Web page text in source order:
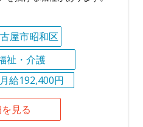
屋市昭和区
祉・介護
月給192,400円
見る